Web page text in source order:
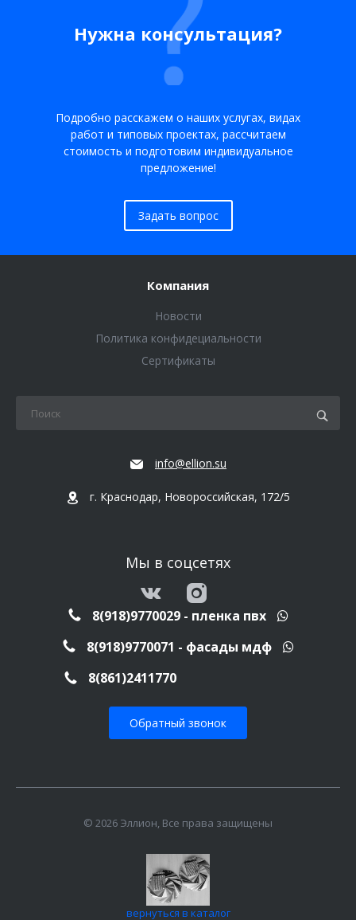
Нужна консультация?
Подробно расскажем о наших услугах, видах
работ и типовых проектах, рассчитаем
стоимость и подготовим индивидуальное
предложение!
Задать вопрос
Компания
Новости
Политика конфидециальности
Сертификаты
info@ellion.su
г. Краснодар, Новороссийская, 172/5
Мы в соцсетях
8(918)9770029 - пленка пвх
8(918)9770071 - фасады мдф
8(861)2411770
Обратный звонок
© 2026 Эллион, Все права защищены
вернуться в каталог